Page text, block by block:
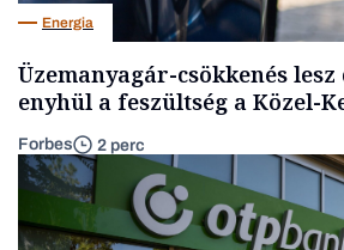
Energia
Üzemanyagár-csökkenés
enyhül a feszültség a Közel-
Forbes 2 perc